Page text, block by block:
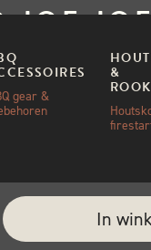
gear &
&
JOE
In